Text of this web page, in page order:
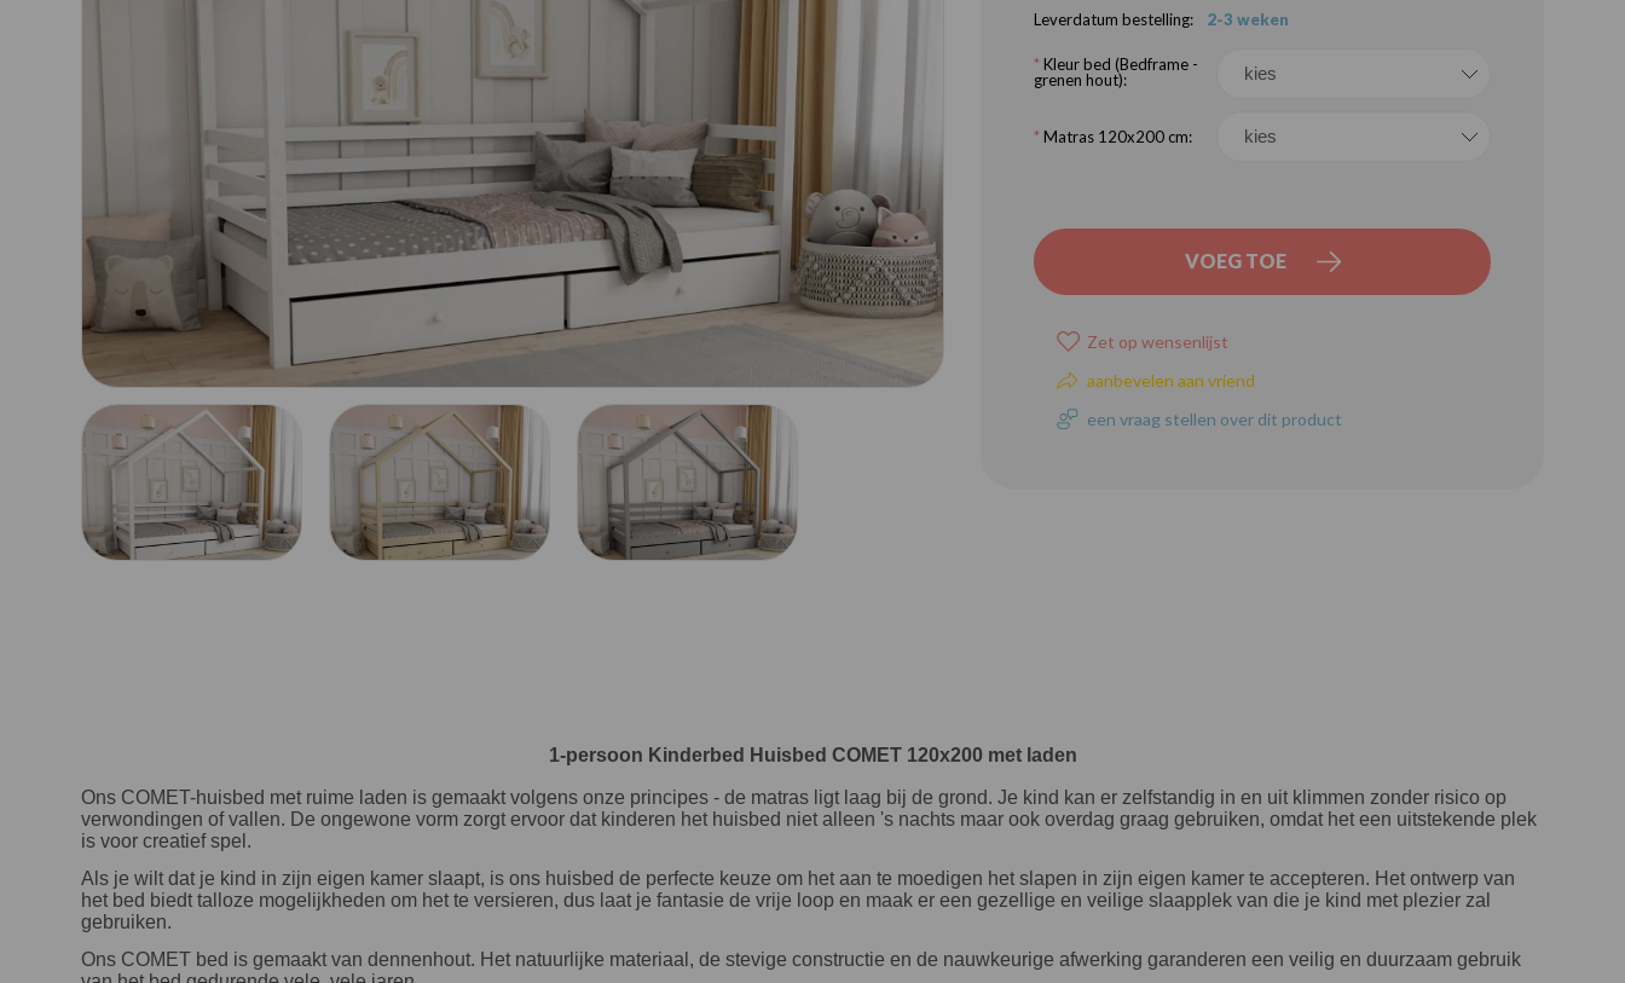
Leverdatum bestelling:
2-3 weken
* Kleur bed (Bedframe -
grenen hout):
* Matras 120x200 cm:
VOEG TOE
Zet op wensenlijst
aanbevelen aan vriend
een vraag stellen over dit product
1-persoon Kinderbed Huisbed COMET 120x200 met laden
Ons COMET-huisbed met ruime laden is gemaakt volgens onze principes - de matras ligt laag bij de grond. Je kind kan er zelfstandig in en uit klimmen zonder risico op
verwondingen of vallen. De ongewone vorm zorgt ervoor dat kinderen het huisbed niet alleen 's nachts maar ook overdag graag gebruiken, omdat het een uitstekende plek
is voor creatief spel.
Als je wilt dat je kind in zijn eigen kamer slaapt, is ons huisbed de perfecte keuze om het aan te moedigen het slapen in zijn eigen kamer te accepteren. Het ontwerp van
het bed biedt talloze mogelijkheden om het te versieren, dus laat je fantasie de vrije loop en maak er een gezellige en veilige slaapplek van die je kind met plezier zal
gebruiken.
Ons COMET bed is gemaakt van dennenhout. Het natuurlijke materiaal, de stevige constructie en de nauwkeurige afwerking garanderen een veilig en duurzaam gebruik